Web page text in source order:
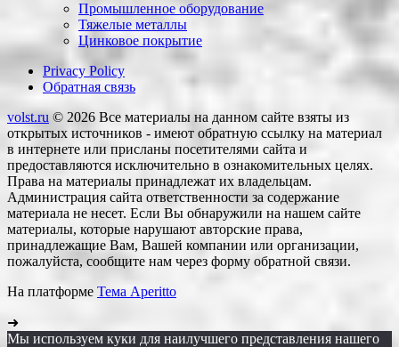
Промышленное оборудование
Тяжелые металлы
Цинковое покрытие
Privacy Policy
Обратная связь
volst.ru © 2026 Все материалы на данном сайте взяты из
открытых источников - имеют обратную ссылку на материал
в интернете или присланы посетителями сайта и
предоставляются исключительно в ознакомительных целях.
Права на материалы принадлежат их владельцам.
Администрация сайта ответственности за содержание
материала не несет. Если Вы обнаружили на нашем сайте
материалы, которые нарушают авторские права,
принадлежащие Вам, Вашей компании или организации,
пожалуйста, сообщите нам через форму обратной связи.
На платформе Тема Aperitto
➜
Мы используем куки для наилучшего представления нашего